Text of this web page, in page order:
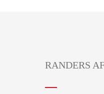
RANDERS